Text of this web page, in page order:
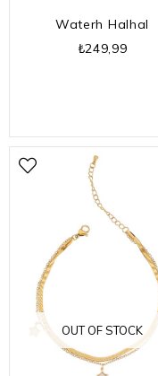
Waterh Halhal
₺249,99
OUT OF STOCK